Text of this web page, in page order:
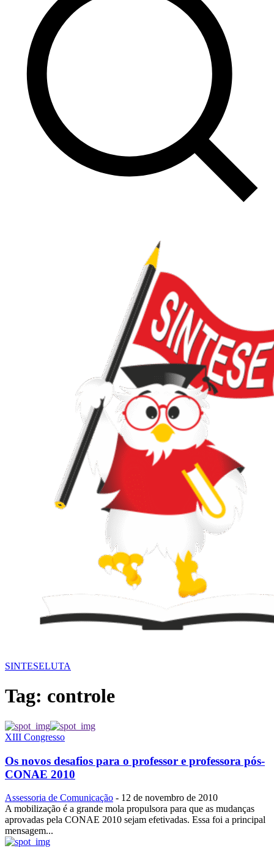
SINTESELUTA
Tag: controle
XIII Congresso
Os novos desafios para o professor e professora pós-
CONAE 2010
Assessoria de Comunicação - 12 de novembro de 2010
A mobilização é a grande mola propulsora para que as mudanças
aprovadas pela CONAE 2010 sejam efetivadas. Essa foi a principal
mensagem...